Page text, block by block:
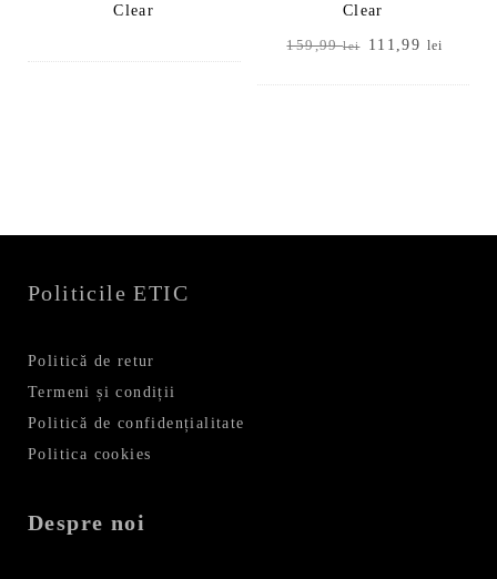
Clear
Clear
159,99lei
Prețul
a
111,99 lei
este:
Politicile ETIC
Politică de retur
Termeni și condiții
Politică de confidențialitate
Politica cookies
Despre noi